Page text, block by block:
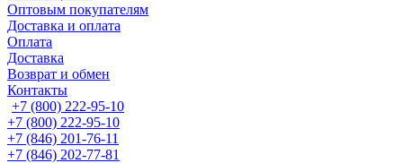
Оптовым покупателям
Доставка и оплата
Оплата
Доставка
Возврат и обмен
Контакты
+7 (800) 222-95-10
+7 (800) 222-95-10
+7 (846) 201-76-11
+7 (846) 202-77-81